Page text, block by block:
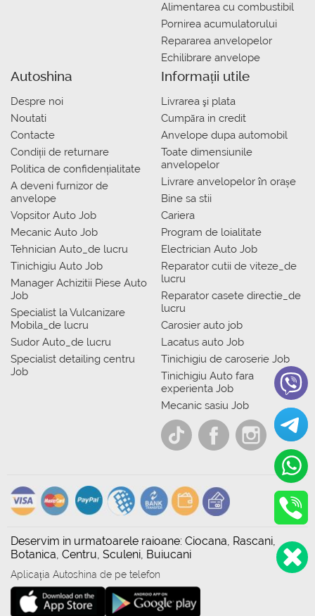
Alimentarea cu combustibil
Pornirea acumulatorului
Repararea anvelopelor
Echilibrare anvelope
Autoshina
Despre noi
Noutati
Contacte
Condiții de returnare
Politica de confidențialitate
A deveni furnizor de
anvelope
Vopsitor Auto Job
Mecanic Auto Job
Tehnician Auto_de lucru
Tinichigiu Auto Job
Manager Achizitii Piese Auto
Job
Specialist la Vulcanizare
Mobila_de lucru
Sudor Auto_de lucru
Specialist detailing centru
Job
Informații utile
Livrarea şi plata
Сumpăra in credit
Anvelope dupa automobil
Toate dimensiunile
anvelopelor
Livrare anvelopelor în orașe
Bine sa stii
Cariera
Program de loialitate
Electrician Auto Job
Reparator cutii de viteze_de
lucru
Reparator casete directie_de
lucru
Carosier auto job
Lacatus auto Job
Tinichigiu de caroserie Job
Tinichigiu Auto fara
experienta Job
Mecanic sasiu Job
Deservim in urmatoarele raioane: Ciocana, Rascani,
Botanica, Centru, Sculeni, Buiucani
Aplicația Autoshina de pe telefon